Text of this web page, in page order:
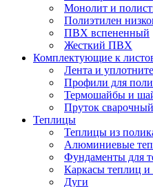
Монолит и
Полиэтилен
ПВХ вспененный
Жесткий ПВХ
Комплектующие к
Лента и
Профили для
Термошайбы и
Пруток сварочный
Теплицы
Теплицы из
Алюминиевые
Фундаменты для
Каркасы теплиц и
Дуги